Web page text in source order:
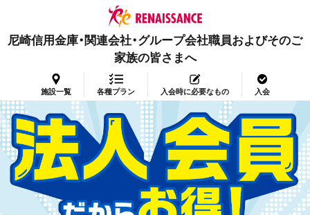
尼崎信用金庫・関連会社・グループ会社職員およびそのご
家族の皆さまへ
施設一覧 各種プラン 入会時に必要なもの 入会